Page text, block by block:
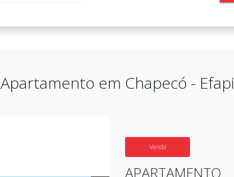
Apartamento em Chapecó - Efapi
Venda
APARTAMENTO